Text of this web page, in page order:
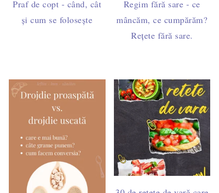
Praf de copt - când, cât
și cum se folosește
Regim fără sare - ce
mâncăm, ce cumpărăm?
Rețete fără sare.